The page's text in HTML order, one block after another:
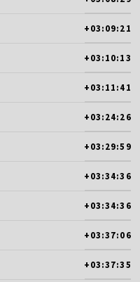
+03:09:21
+03:10:13
+03:11:41
+03:24:26
+03:29:59
+03:34:36
+03:34:36
+03:37:06
+03:37:35